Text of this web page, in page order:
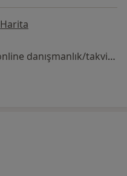
Harita
Bu uzman ilgili adres için online danışmanlık/takvim sunmuyor.